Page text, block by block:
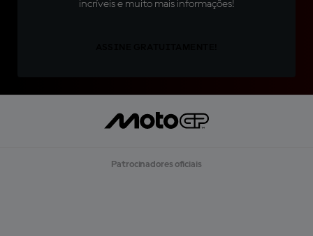
incríveis e muito mais informações!
Patrocinadores oficiais